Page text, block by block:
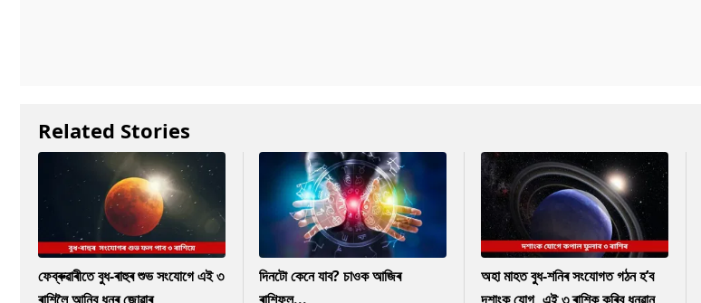
Related Stories
ফেব্ৰুৱাৰীতে বুধ-ৰাহুৰ শুভ সংযোগে এই ৩
দিনটো কেনে যাব? চাওক আজিৰ
অহা মাহত বুধ-শনিৰ সংযোগত গঠন হ’ব